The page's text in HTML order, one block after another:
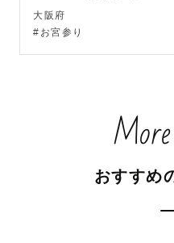
街撮りや居酒屋など、2人
です✨
平日は人も少ないため写り
大阪府
#お宮参り
おすすめ